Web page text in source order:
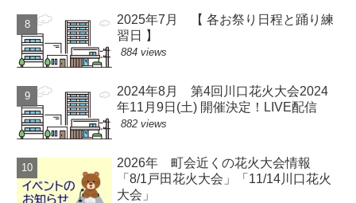
2025年7月 【 各お祭り日程と踊り練
習日 】
884 views
2024年8月 第4回川口花火大会2024
年11月9日(土) 開催決定！LIVE配信
882 views
2026年 町会近くの花火大会情報
「8/1戸田花火大会」「11/14川口花火
大会」